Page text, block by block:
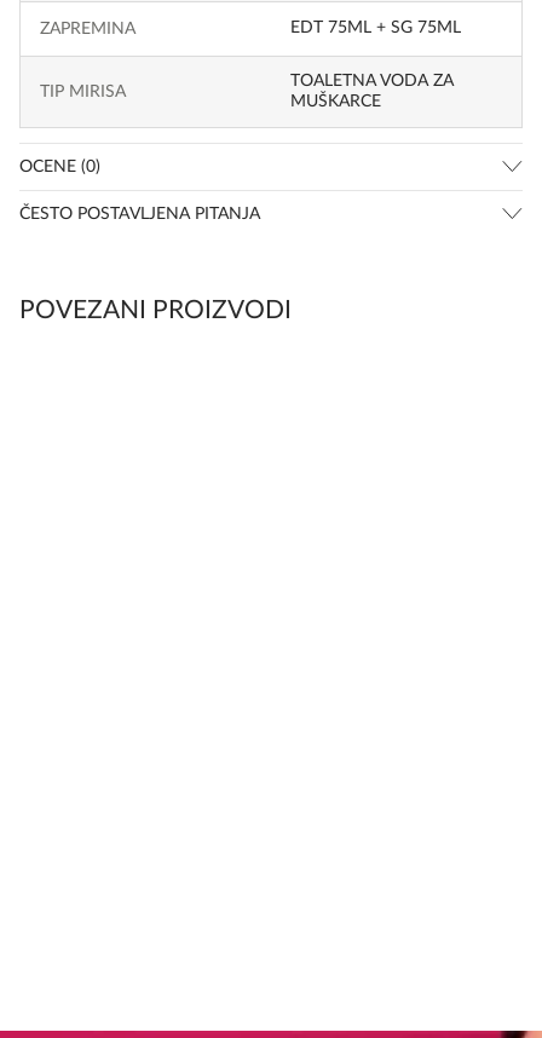
ZAPREMINA EDT 75ML + SG 75ML
TIP MIRISA
TOALETNA VODA ZA
MUŠKARCE
OCENE (0)
ČESTO POSTAVLJENA PITANJA
POVEZANI PROIZVODI